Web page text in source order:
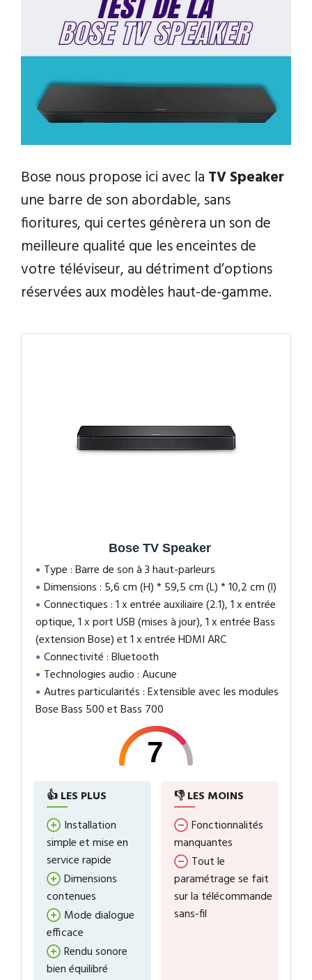
Bose nous propose ici avec la TV Speaker
une barre de son abordable, sans
fioritures, qui certes génèrera un son de
meilleure qualité que les enceintes de
votre téléviseur, au détriment d’options
réservées aux modèles haut-de-gamme.
Bose TV Speaker
Type : Barre de son à 3 haut-parleurs
Dimensions : 5,6 cm (H) * 59,5 cm (L) * 10,2 cm (l)
Connectiques : 1 x entrée auxiliaire (2.1), 1 x entrée
optique, 1 x port USB (mises à jour), 1 x entrée Bass
(extension Bose) et 1 x entrée HDMI ARC
Connectivité : Bluetooth
Technologies audio : Aucune
Autres particularités : Extensible avec les modules
Bose Bass 500 et Bass 700
7
👍 LES PLUS
Installation
simple et mise en
service rapide
Dimensions
contenues
Mode dialogue
efficace
Rendu sonore
bien équilibré
👎 LES MOINS
Fonctionnalités
manquantes
Tout le
paramétrage se fait
sur la télécommande
sans-fil